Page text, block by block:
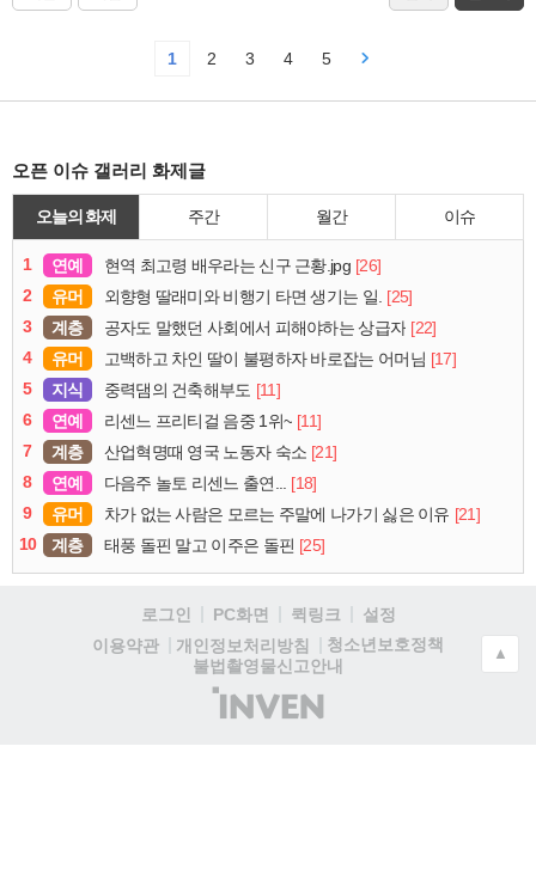
1 2 3 4 5
오픈 이슈 갤러리 화제글
오늘의 화제 주간 월간 이슈
1 연예 현역 최고령 배우라는 신구 근황.jpg [26]
2
유머 외향형 딸래미와 비행기 타면 생기는 일. [25]
3
계층 공자도 말했던 사회에서 피해야하는 상급자 [22]
4
유머 고백하고 차인 딸이 불평하자 바로잡는 어머님 [17]
5
지식 중력댐의 건축해부도 [11]
6
연예 리센느 프리티걸 음중 1위~ [11]
7
계층 산업혁명때 영국 노동자 숙소 [21]
8
연예 다음주 놀토 리센느 출연...
[18]
9
유머 차가 없는 사람은 모르는 주말에 나가기 싫은 이유 [21]
10
계층 태풍 돌핀 말고 이주은 돌핀 [25]
로그인 PC화면 퀵링크
설정
이용약관
개인정보처리방침
청소년보호정책
불법촬영물신고안내
(주)
인
▲